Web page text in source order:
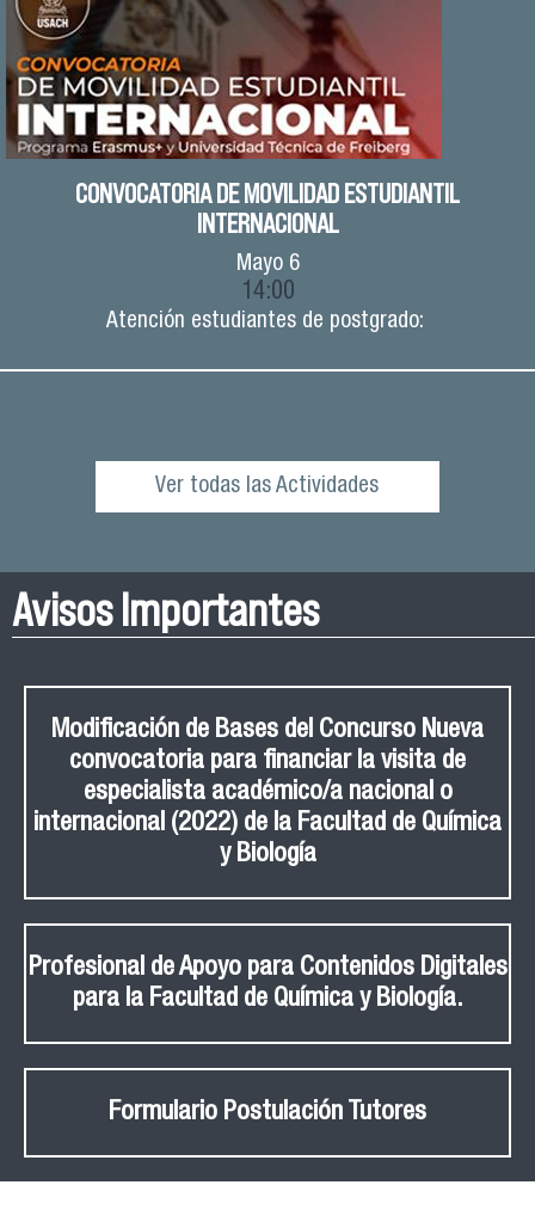
CONVOCATORIA DE MOVILIDAD ESTUDIANTIL
INTERNACIONAL
Mayo6
14:00
Atención estudiantes de postgrado:
Ver todas las Actividades
Avisos Importantes
Modificación de Bases del Concurso Nueva
convocatoria para financiar la visita de
especialista académico/a nacional o
internacional (2022) de la Facultad de Química
y Biología
Profesional de Apoyo para Contenidos Digitales
para la Facultad de Química y Biología.
Formulario Postulación Tutores